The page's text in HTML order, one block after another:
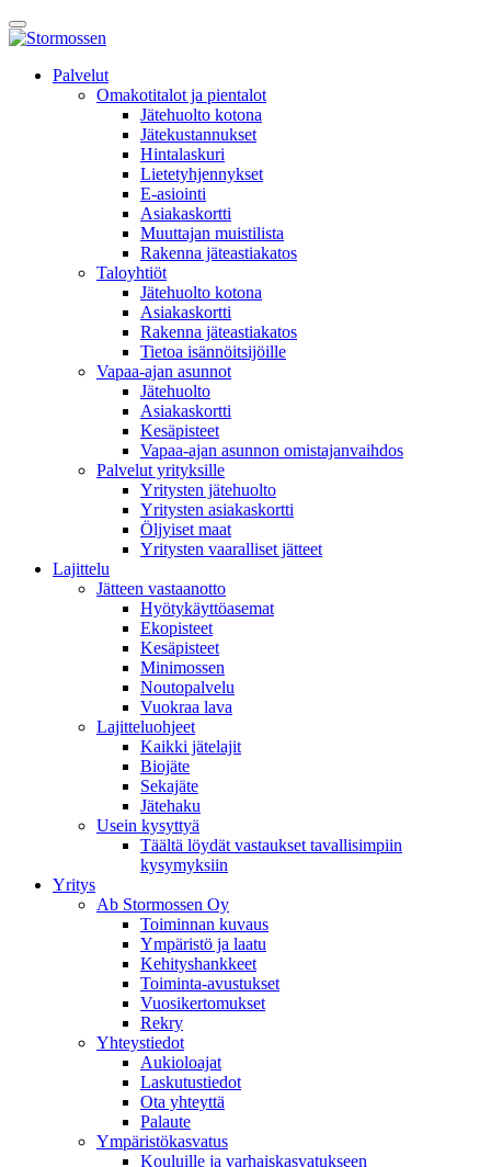
Skip
toAvaa
päävalikko
asiointiPalvelut
Omakotitalot ja pientalot
Jätehuolto kotona
Jätekustannukset
Hintalaskuri
Lietetyhjennykset
E-asiointi
Asiakaskortti
Muuttajan muistilista
Rakenna jäteastiakatos
Taloyhtiöt
Jätehuolto kotona
Asiakaskortti
Rakenna jäteastiakatos
Tietoa isännöitsijöille
Vapaa-ajan asunnot
Jätehuolto
Asiakaskortti
Kesäpisteet
Vapaa-ajan asunnon omistajanvaihdos
Palvelut yrityksille
Yritysten jätehuolto
Yritysten asiakaskortti
Öljyiset maat
Yritysten vaaralliset jätteet
Lajittelu
Jätteen vastaanotto
Hyötykäyttöasemat
Ekopisteet
Kesäpisteet
Minimossen
Noutopalvelu
Vuokraa lava
Lajitteluohjeet
Kaikki jätelajit
Biojäte
Sekajäte
Jätehaku
Usein kysyttyä
Täältä löydät vastaukset tavallisimpiin
kysymyksiin
Yritys
Ab Stormossen Oy
Toiminnan kuvaus
Ympäristö ja laatu
Kehityshankkeet
Toiminta-avustukset
Vuosikertomukset
Rekry
Yhteystiedot
Aukioloajat
Laskutustiedot
Ota yhteyttä
Palaute
Ympäristökasvatus
Kouluille ja varhaiskasvatukseen